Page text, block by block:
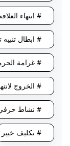
# انتهاء
# ابطال تنبيه
# غرامة
# الخروج
# نشاط
# تكليف خبير